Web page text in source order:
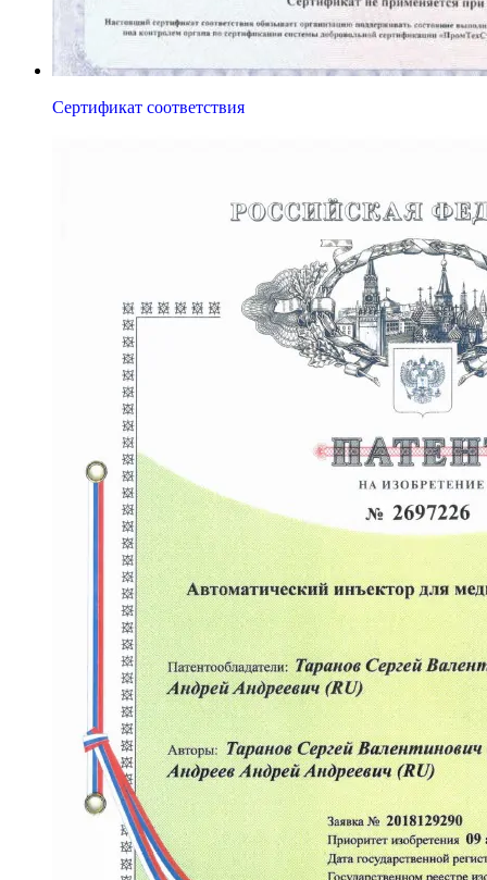
Сертификат соответствия